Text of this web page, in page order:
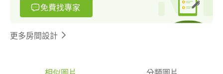
免費找專家
更多房間設計
相似圖片 分類圖片